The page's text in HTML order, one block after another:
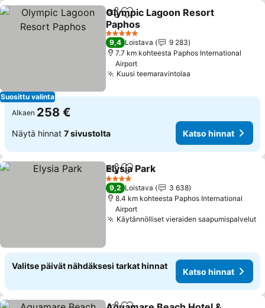
Suosittu valinta
Jaa Lisää suosikkeihin
Olympic Lagoon Resort
Paphos
Katso hinnat
5 Tähtiluokitus
9,4 Loistava
9 283
7.7 km kohteesta Paphos International
Airport
Kuusi teemaravintolaa
Alkaen 258 €
Näytä hinnat 7 sivustolta Katso hinnat
Jaa Lisää suosikkeihin
Elysia Park
4 Tähtiluokitus
9,2 Loistava
3 638
8.4 km kohteesta Paphos International
Airport
Käytännölliset vieraiden saapumispalvelut
Valitse päivät nähdäksesi tarkat hinnat
Katso hinnat